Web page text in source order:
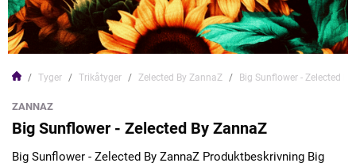
Tyger Trikåtyger Zelected By ZannaZ Big Sunflower - Zelected
ZANNAZ
Big Sunflower - Zelected By ZannaZ
Big Sunflower - Zelected By ZannaZ Produktbeskrivning Big